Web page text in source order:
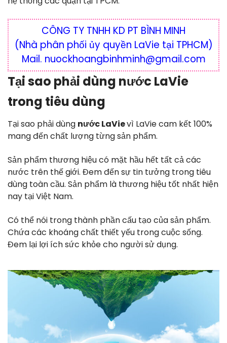
CÔNG TY TNHH KD PT BÌNH MINH
(Nhà phân phối ủy quyền LaVie tại TPHCM)
Mail. nuockhoangbinhminh@gmail.com
Tại sao phải dùng nước LaVie
trong tiêu dùng
Tại sao phải dùng nước LaVievì LaVie cam kết 100%
mang đến chất lượng từng sản phẩm.
Sản phẩm thương hiệu có mặt hầu hết tất cả các
nước trên thế giới. Đem đến sự tin tưởng trong tiêu
dùng toàn cầu. Sản phẩm là thương hiệu tốt nhất hiện
nay tại Việt Nam.
Có thể nói trong thành phần cấu tạo của sản phẩm.
Chứa các khoáng chất thiết yếu trong cuộc sống.
Đem lại lợi ích sức khỏe cho người sử dụng.